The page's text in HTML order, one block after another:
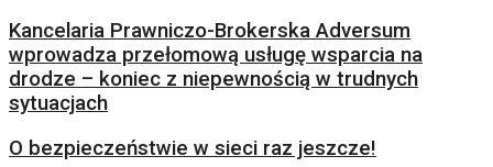
Kancelaria Prawniczo-Brokerska Adversum
wprowadza przełomową usługę wsparcia na
drodze – koniec z niepewnością w trudnych
sytuacjach
O bezpieczeństwie w sieci raz jeszcze!